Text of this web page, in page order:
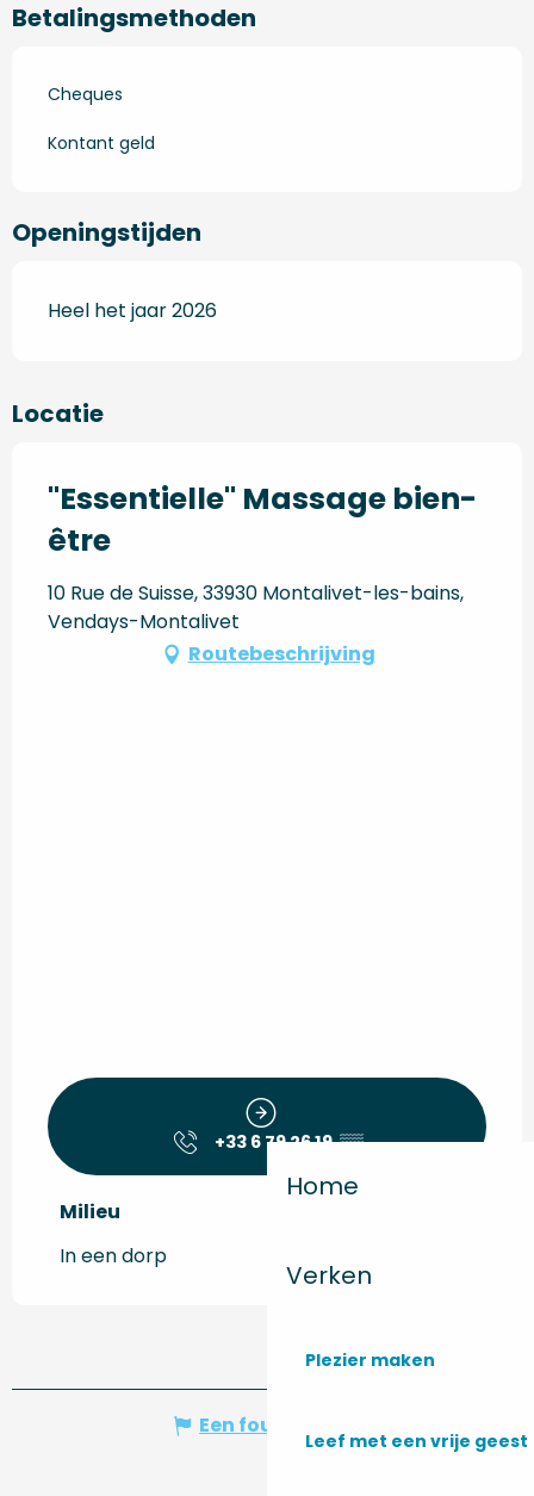
Home
Verken
Plezier maken
Leef met een vrije geest
Betalingsmethoden
Cheques
Kontant geld
Openingstijden
Heel het jaar 2026
Locatie
"Essentielle" Massage bien-
être
10 Rue de Suisse, 33930 Montalivet-les-bains,
Vendays-Montalivet
Routebeschrijving
+33 6 79 26 19▒▒
Milieu
Milieu
In een dorp
Een fout melden